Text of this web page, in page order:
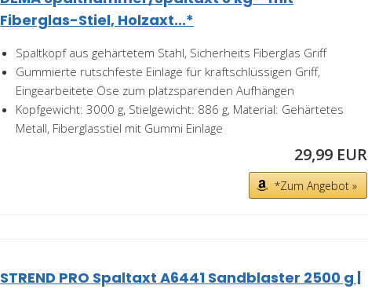
Fiberglas-Stiel, Holzaxt...*
Spaltkopf aus gehärtetem Stahl, Sicherheits Fiberglas Griff
Gummierte rutschfeste Einlage für kraftschlüssigen Griff,
Eingearbeitete Öse zum platzsparenden Aufhängen
Kopfgewicht: 3000 g, Stielgewicht: 886 g, Material: Gehärtetes
Metall, Fiberglasstiel mit Gummi Einlage
29,99 EUR
*Zum Angebot »
STREND PRO Spaltaxt A6441 Sandblaster 2500 g |